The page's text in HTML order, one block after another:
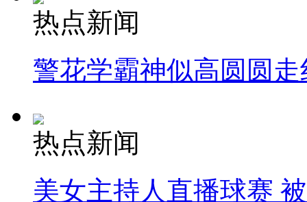
热点新闻
警花学霸神似高圆圆走
热点新闻
美女主持人直播球赛